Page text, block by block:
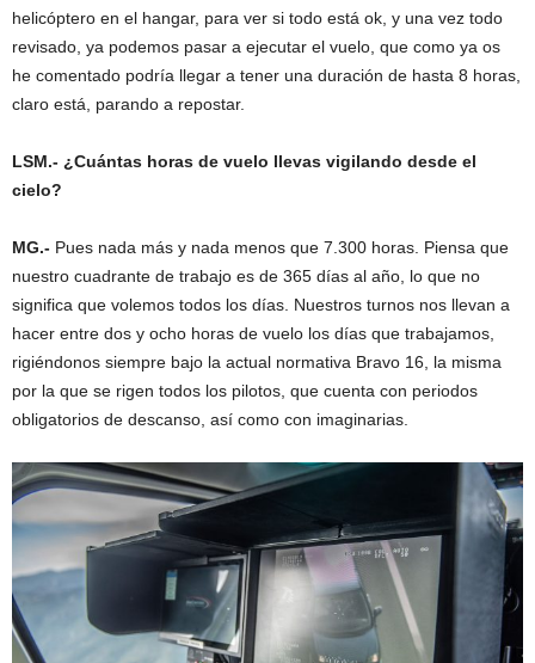
helicóptero en el hangar, para ver si todo está ok, y una vez todo
revisado, ya podemos pasar a ejecutar el vuelo, que como ya os
he comentado podría llegar a tener una duración de hasta 8 horas,
claro está, parando a repostar.
LSM.- ¿Cuántas horas de vuelo llevas vigilando desde el
cielo?
MG.- Pues nada más y nada menos que 7.300 horas. Piensa que
nuestro cuadrante de trabajo es de 365 días al año, lo que no
significa que volemos todos los días. Nuestros turnos nos llevan a
hacer entre dos y ocho horas de vuelo los días que trabajamos,
rigiéndonos siempre bajo la actual normativa Bravo 16, la misma
por la que se rigen todos los pilotos, que cuenta con periodos
obligatorios de descanso, así como con imaginarias.